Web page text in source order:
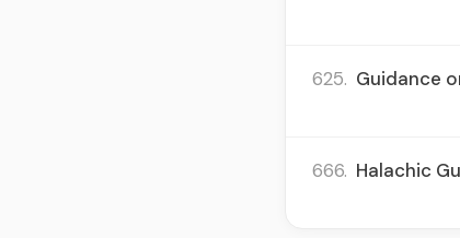
625. Guidance
666. Halachic